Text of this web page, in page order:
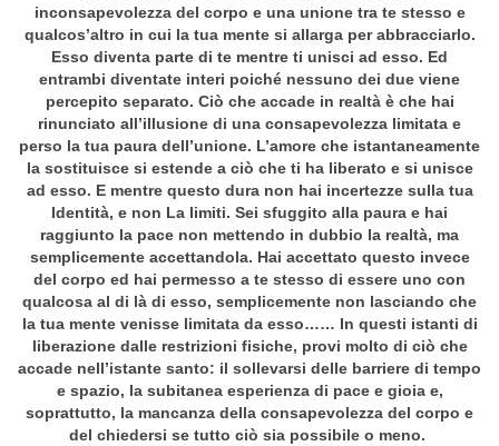
inconsapevolezza del corpo e una unione tra te stesso e
qualcos’altro in cui la tua mente si allarga per abbracciarlo.
Esso diventa parte di te mentre ti unisci ad esso. Ed
entrambi diventate interi poiché nessuno dei due viene
percepito separato. Ciò che accade in realtà è che hai
rinunciato all’illusione di una consapevolezza limitata e
perso la tua paura dell’unione. L’amore che istantaneamente
la sostituisce si estende a ciò che ti ha liberato e si unisce
ad esso. E mentre questo dura non hai incertezze sulla tua
Identità, e non La limiti. Sei sfuggito alla paura e hai
raggiunto la pace non mettendo in dubbio la realtà, ma
semplicemente accettandola. Hai accettato questo invece
del corpo ed hai permesso a te stesso di essere uno con
qualcosa al di là di esso, semplicemente non lasciando che
la tua mente venisse limitata da esso…… In questi istanti di
liberazione dalle restrizioni fisiche, provi molto di ciò che
accade nell’istante santo: il sollevarsi delle barriere di tempo
e spazio, la subitanea esperienza di pace e gioia e,
soprattutto, la mancanza della consapevolezza del corpo e
del chiedersi se tutto ciò sia possibile o meno.